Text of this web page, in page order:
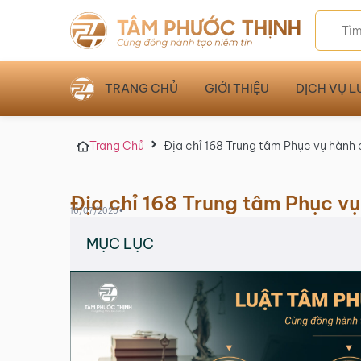
TRANG CHỦ GIỚI THIỆU DỊCH VỤ
Trang Chủ Địa chỉ 168 Trung tâm Phục vụ hành
Địa chỉ 168 Trung tâm Phục
16/07/2025•
MỤC LỤC